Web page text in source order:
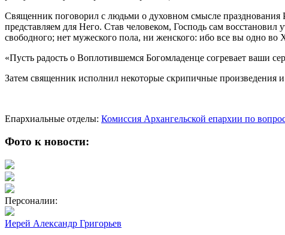
Священник поговорил с людьми о духовном смысле
представляем для Него. Став человеком, Господь сам
свободного; нет мужеского пола, ни женского: ибо все вы одно во
«Пусть радость о Воплотившемся Богомладенце согревает ваши
Затем священник исполнил некоторые скрипичные произведения
Епархиальные отделы: Комиссия Архангельской епархии по
Фото к новости:
Персоналии:
Иерей Александр Григорьев